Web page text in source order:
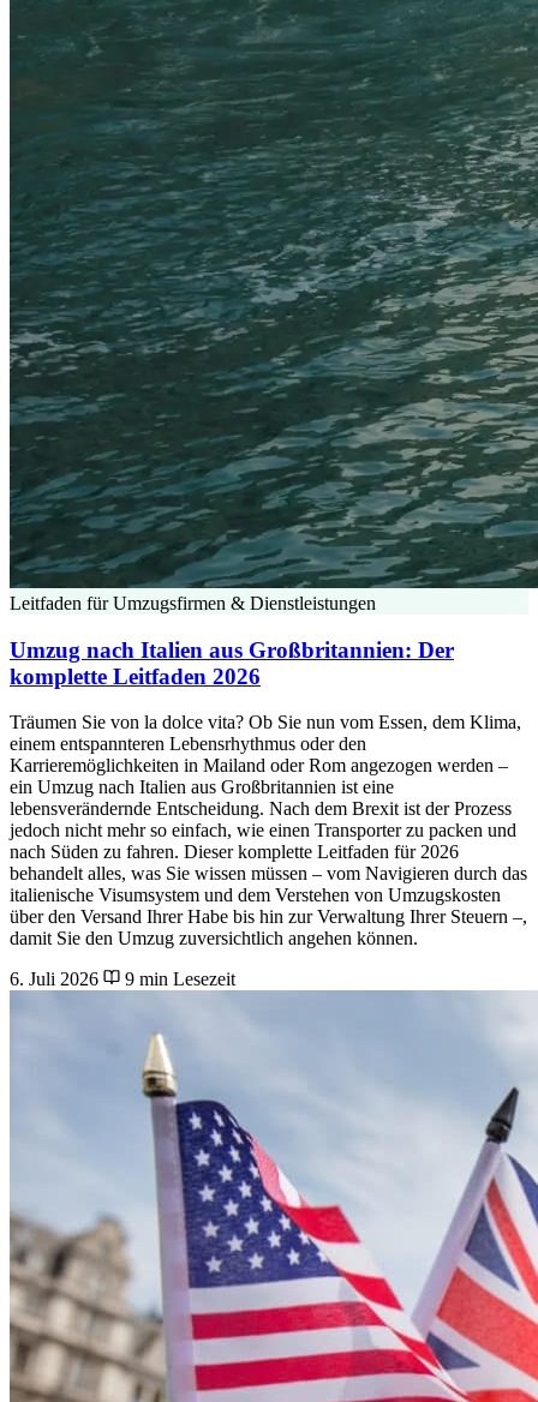
Leitfaden für Umzugsfirmen & Dienstleistungen
Umzug nach Italien aus Großbritannien: Der
komplette Leitfaden 2026
Träumen Sie von la dolce vita? Ob Sie nun vom Essen, dem Klima,
einem entspannteren Lebensrhythmus oder den
Karrieremöglichkeiten in Mailand oder Rom angezogen werden –
ein Umzug nach Italien aus Großbritannien ist eine
lebensverändernde Entscheidung. Nach dem Brexit ist der Prozess
jedoch nicht mehr so einfach, wie einen Transporter zu packen und
nach Süden zu fahren. Dieser komplette Leitfaden für 2026
behandelt alles, was Sie wissen müssen – vom Navigieren durch das
italienische Visumsystem und dem Verstehen von Umzugskosten
über den Versand Ihrer Habe bis hin zur Verwaltung Ihrer Steuern –,
damit Sie den Umzug zuversichtlich angehen können.
6. Juli 2026
9 min Lesezeit